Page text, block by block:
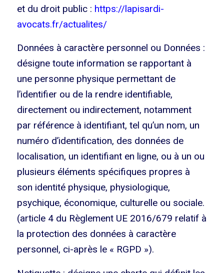
et du droit public : https://lapisardi-
avocats.fr/actualites/
Données à caractère personnel ou Données :
désigne toute information se rapportant à
une personne physique permettant de
l’identifier ou de la rendre identifiable,
directement ou indirectement, notamment
par référence à identifiant, tel qu’un nom, un
numéro d’identification, des données de
localisation, un identifiant en ligne, ou à un ou
plusieurs éléments spécifiques propres à
son identité physique, physiologique,
psychique, économique, culturelle ou sociale.
(article 4 du Règlement UE 2016/679 relatif à
la protection des données à caractère
personnel, ci-après le « RGPD »).